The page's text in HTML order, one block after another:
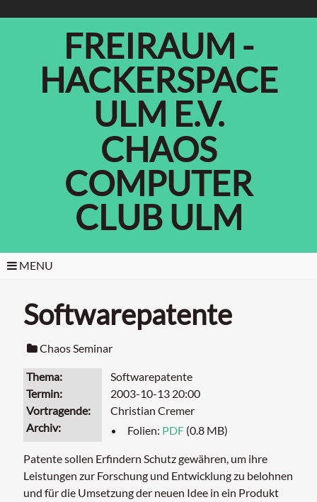
FREIRAUM -
HACKERSPACE
ULM E.V.
CHAOS
COMPUTER
CLUB ULM
MENU
Softwarepatente
Chaos Seminar
Thema
Softwarepatente
Termin
2003-10-13 20:00
Vortragende
Christian Cremer
Archiv
Folien: PDF (0.8 MB)
Patente sollen Erfindern Schutz gewähren, um ihre
Leistungen zur Forschung und Entwicklung zu belohnen
und für die Umsetzung der neuen Idee in ein Produkt